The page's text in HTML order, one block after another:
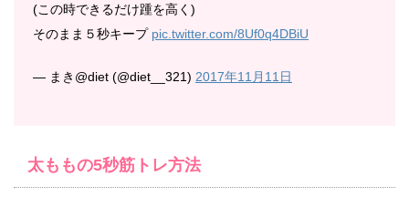
(この時できるだけ踵を高く)
そのまま５秒キープ pic.twitter.com/8Uf0q4DBiU
— まき@diet (@diet__321) 2017年11月11日
太ももの5秒筋トレ方法